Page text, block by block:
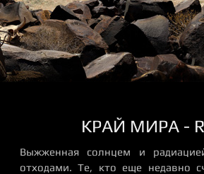
КРАЙ МИРА -
Выжженная солнцем и
отходами. Те, кто еще недавно